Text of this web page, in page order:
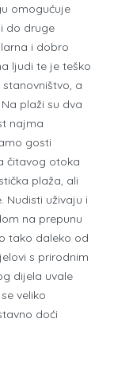
omogućuje
do druge
i dobro
ljudi te je teško
a
plaži su dva
najma
gosti
čitavog otoka
plaža, ali
Nudisti uživaju i
na prepunu
tako daleko od
s prirodnim
dijela uvale
veliko
doći